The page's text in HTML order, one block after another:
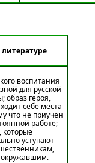
литературе
воспитания
для русской
образ героя,
себе места
что не приучен
работе;
которые
уступают